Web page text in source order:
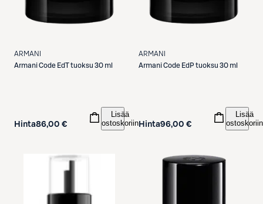
ARMANI
ArmaniCode EdT tuoksu 30 ml
Hinta86,00 €
Lisää
ostoskoriin
ARMANI
ArmaniCode EdP tuoksu 30 ml
Hinta96,00 €
Lisää
ostoskoriin